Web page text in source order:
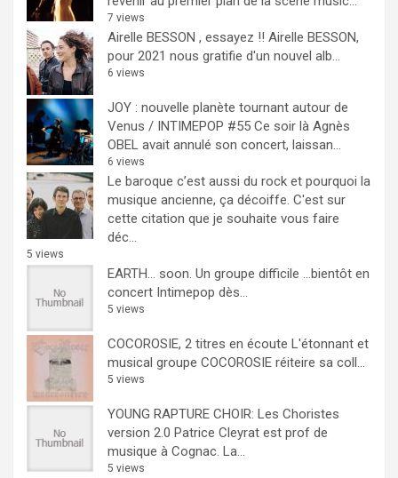
7 views
Airelle BESSON , essayez !! Airelle BESSON,
pour 2021 nous gratifie d'un nouvel alb...
6 views
JOY : nouvelle planète tournant autour de
Venus / INTIMEPOP #55 Ce soir là Agnès
OBEL avait annulé son concert, laissan...
6 views
Le baroque c’est aussi du rock et pourquoi la
musique ancienne, ça décoiffe. C'est sur
cette citation que je souhaite vous faire
déc...
5 views
EARTH… soon. Un groupe difficile ...bientôt en
concert Intimepop dès...
5 views
COCOROSIE, 2 titres en écoute L'étonnant et
musical groupe COCOROSIE réiteire sa coll...
5 views
YOUNG RAPTURE CHOIR: Les Choristes
version 2.0 Patrice Cleyrat est prof de
musique à Cognac. La...
5 views